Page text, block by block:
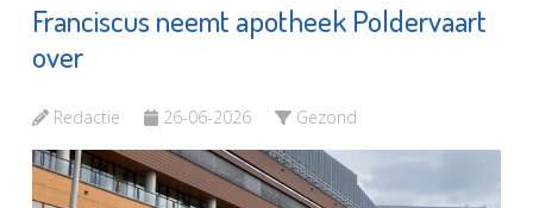
Franciscus neemt apotheek Poldervaart
over
Redactie 26-06-2026 Gezond